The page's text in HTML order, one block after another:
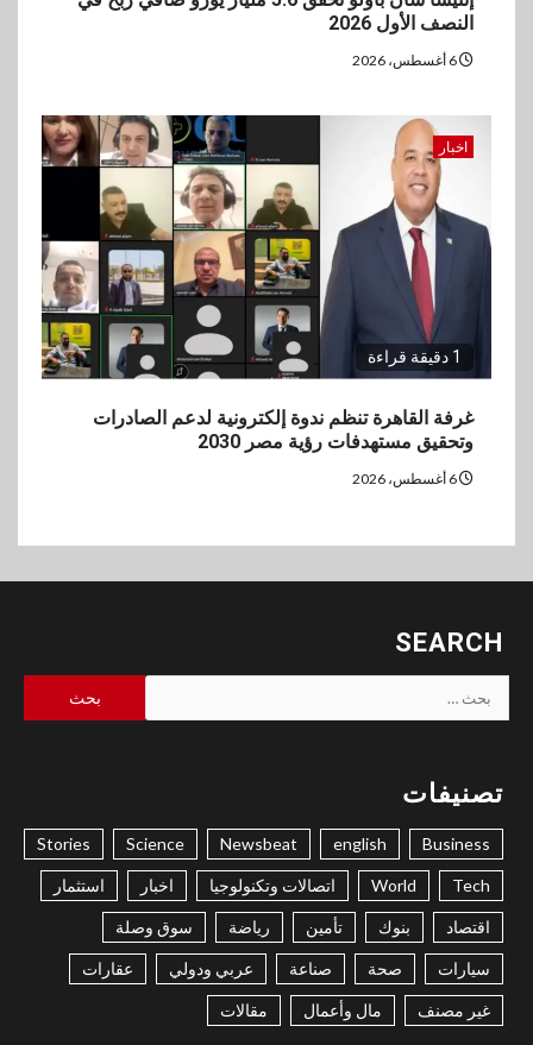
النصف الأول 2026
اخبار
1 دقيقة قراءة
غرفة القاهرة تنظم ندوة إلكترونية لدعم الصادرات
وتحقيق مستهدفات رؤية مصر 2030
SEARCH
عن:
تصنيفات
Business
english
Newsbeat
Science
Stories
Tech
World اتصالات وتكنولوجيا اخبار استثمار
اقتصاد بنوك تأمين رياضة سوق وصلة
سيارات صحة صناعة عربي ودولي عقارات
غير مصنف مال وأعمال مقالات